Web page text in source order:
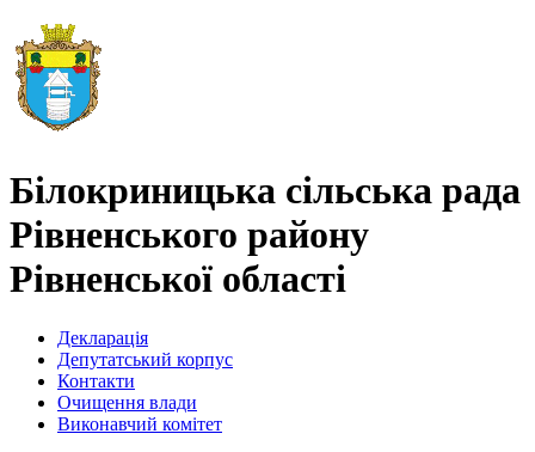
Білокриницька сільська рада
Рівненського району
Рівненської області
Декларація
Депутатський корпус
Контакти
Очищення влади
Виконавчий комітет